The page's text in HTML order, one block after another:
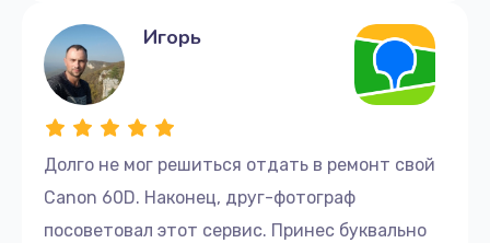
Долго не мог решиться отдать в ремонт свой
Canon 60D. Наконец, друг-фотограф
посоветовал этот сервис. Принес буквально
Игорь